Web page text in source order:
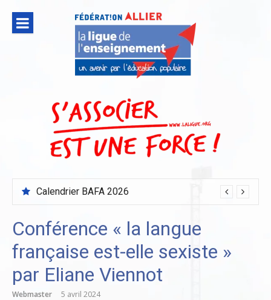
contenu
Calendrier BAFA 2026
Conférence « la langue
française est-elle sexiste »
par Eliane Viennot
Webmaster 5 avril 2024